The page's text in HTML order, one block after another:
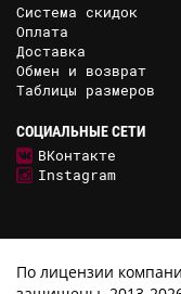
Система скидок
Оплата
Доставка
Обмен и возврат
Таблицы размеров
СОЦИАЛЬНЫЕ СЕТИ
ВКонтакте
Instagram
По лицензии